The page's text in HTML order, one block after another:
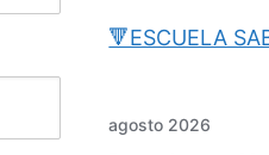
🔻ESCUELA
agosto 2026